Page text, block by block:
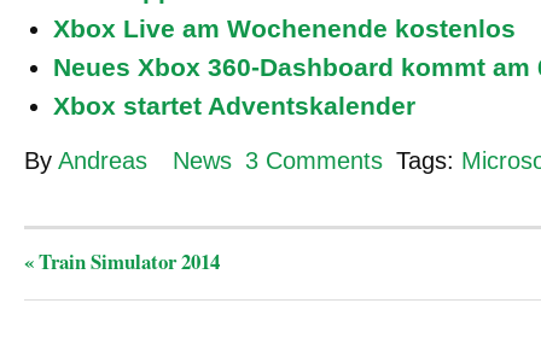
Xbox Live am Wochenende kostenlos
Neues Xbox 360-Dashboard kommt am
Xbox startet Adventskalender
By Andreas News 3 Comments Tags:
«Train Simulator 2014